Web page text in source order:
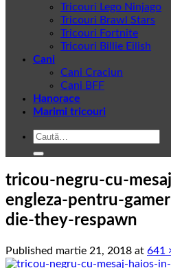
Tricouri Lego Ninjago
Tricouri Brawl Stars
Tricouri Fortnite
Tricouri Billie Eilish
Cani
Cani Craciun
Cani BFF
Hanorace
Marimi tricouri
Caută
tricou-negru-cu-
engleza-pentru-
die-they-respawn
Published martie 21, 2018 at 641